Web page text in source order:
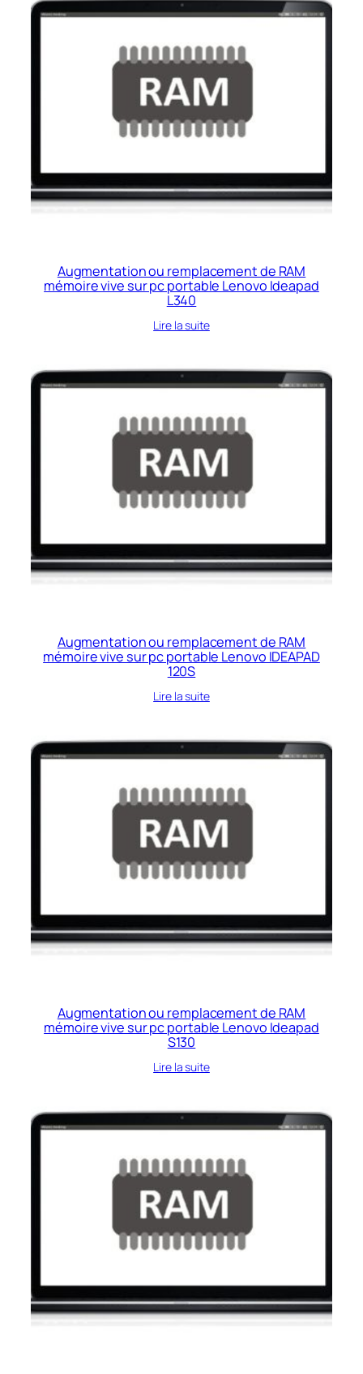
Augmentation ou remplacement de RAM
mémoire vive sur pc portable Lenovo Ideapad
L340
Lire la suite
Augmentation ou remplacement de RAM
mémoire vive sur pc portable Lenovo IDEAPAD
120S
Lire la suite
Augmentation ou remplacement de RAM
mémoire vive sur pc portable Lenovo Ideapad
S130
Lire la suite